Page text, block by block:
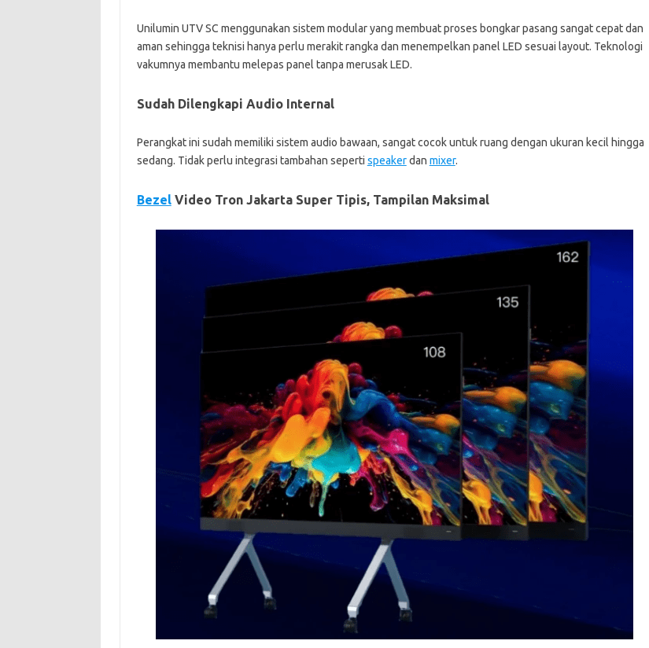
Unilumin UTV SC menggunakan sistem modular yang membuat proses bongkar pasang sangat cepat dan
aman sehingga teknisi hanya perlu merakit rangka dan menempelkan panel LED sesuai layout. Teknologi
vakumnya membantu melepas panel tanpa merusak LED.
Sudah Dilengkapi Audio Internal
Perangkat ini sudah memiliki sistem audio bawaan, sangat cocok untuk ruang dengan ukuran kecil hingga
sedang. Tidak perlu integrasi tambahan seperti speakerdan mixer.
BezelVideo Tron Jakarta Super Tipis, Tampilan Maksimal